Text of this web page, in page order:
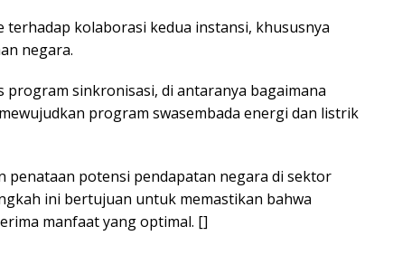
kolaborasi kedua instansi, khususnya
negara.
program sinkronisasi, di antaranya bagaimana
program swasembada energi dan listrik
penataan potensi pendapatan negara di sektor
ini bertujuan untuk memastikan bahwa
manfaat yang optimal. []